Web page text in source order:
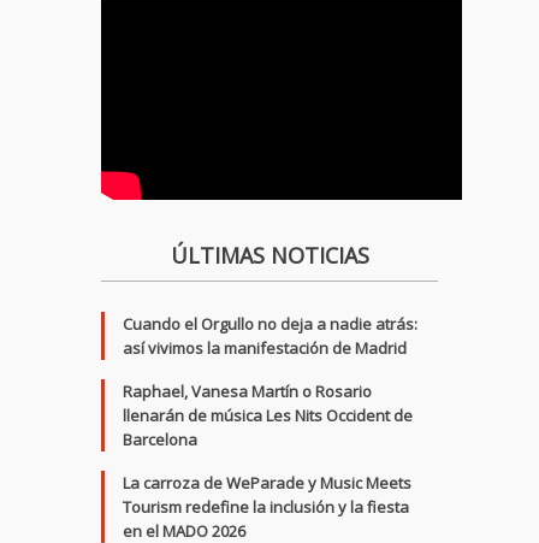
ÚLTIMAS NOTICIAS
Cuando el Orgullo no deja a nadie atrás:
así vivimos la manifestación de Madrid
Raphael, Vanesa Martín o Rosario
llenarán de música Les Nits Occident de
Barcelona
La carroza de WeParade y Music Meets
Tourism redefine la inclusión y la fiesta
en el MADO 2026